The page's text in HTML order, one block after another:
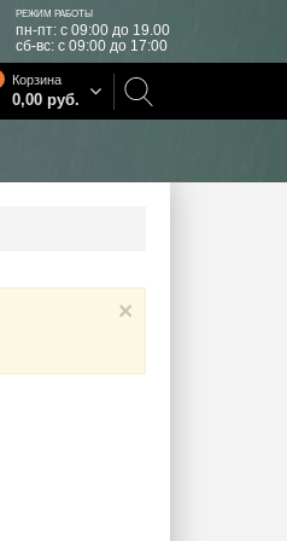
РЕЖИМ РАБОТЫ
пн-пт: с 09:00 до 19.00
сб-вс: с 09:00 до 17:00
Корзина
0,00 руб.
×